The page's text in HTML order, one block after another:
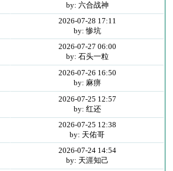
by: 六合战神
2026-07-28 17:11
by: 惨坑
2026-07-27 06:00
by: 石头一粒
2026-07-26 16:50
by: 麻痹
2026-07-25 12:57
by: 红还
2026-07-25 12:38
by: 天佑哥
2026-07-24 14:54
by: 天涯知己